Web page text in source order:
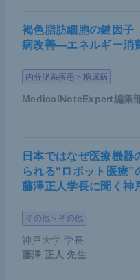
褐色脂肪細胞の鍵因子
病改善―エネルギー消
内分泌系疾患＞糖尿病
MedicalNoteExpert編集
日本ではなぜ医療機器
られる“ロボット医療
藤澤正人学長に聞く神
その他＞その他
神戸大学 学長
藤澤 正人 先生